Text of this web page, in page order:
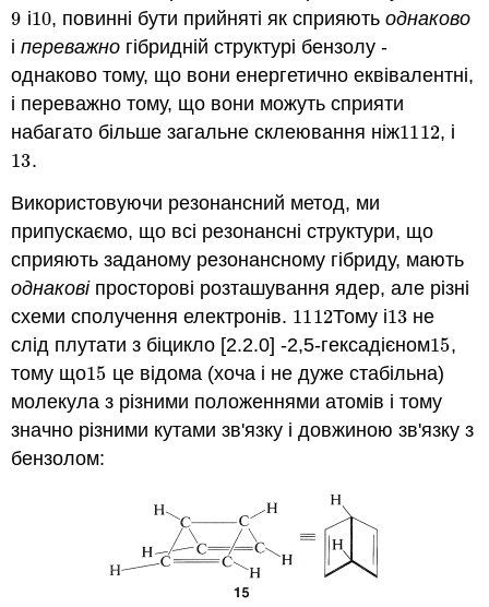
9
9 і10
10, повинні бути прийняті як сприяютьоднаково
іпереважно гібридній структурі бензолу -
однаково тому, що вони енергетично еквівалентні,
і переважно тому, що вони можуть сприяти
набагато більше загальне склеювання ніж11
1112
12, і
13
13.
Використовуючи резонансний метод, ми
припускаємо, що всі резонансні структури, що
сприяють заданому резонансному гібриду, мають
однаковіпросторові розташування ядер, але різні
схеми сполучення електронів. 11
1112
12Тому і13
13 не
слід плутати з біцикло [2.2.0] -2,5-гексадієном15
15,
тому що15
15 це відома (хоча і не дуже стабільна)
молекула з різними положеннями атомів і тому
значно різними кутами зв'язку і довжиною зв'язку з
бензолом: